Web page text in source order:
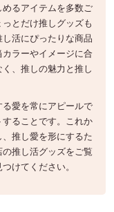
るアイテムを多数ご
とだけ推しグッズも
活にぴったりな商品
ラーやイメージに合
、推しの魅力と推し
愛を常にアピールで
ることです。これか
推し愛を形にするた
推し活グッズをご覧
けてください。